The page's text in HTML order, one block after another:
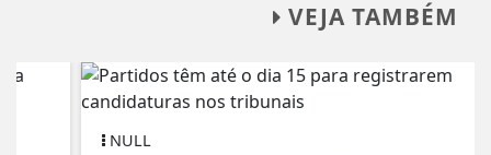
VEJA TAMBÉM